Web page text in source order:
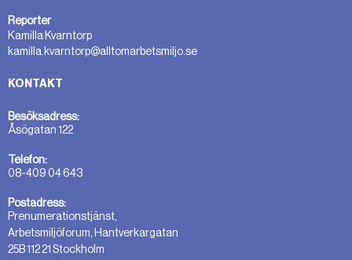
Reporter
Kamilla Kvarntorp
kamilla.kvarntorp@alltomarbetsmiljo.se
KONTAKT
Besöksadress:
Åsögatan 122
Telefon:
08-409 04 643
Postadress:
Prenumerationstjänst,
Arbetsmiljöforum, Hantverkargatan
25B 112 21 Stockholm